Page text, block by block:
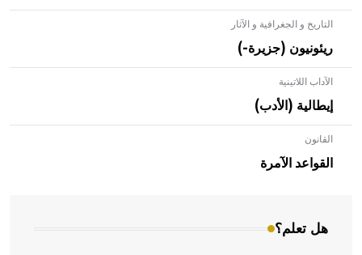
التاريخ و الجغرافية و الآثار
ريئونيون (جزيرة-)
الآداب اللاتينية
إيطالية (الأدب)
القانون
القواعد الآمرة
هل تعلم؟
- هل تعلم أن الأبلق نوع من الفنون الهندسية التي ارتبطت
بالعمارة الإسلامية في بلاد الشام ومصر خاصة، حيث يحرص
المعمار على بناء مداميكه وخاصة في الواجهات